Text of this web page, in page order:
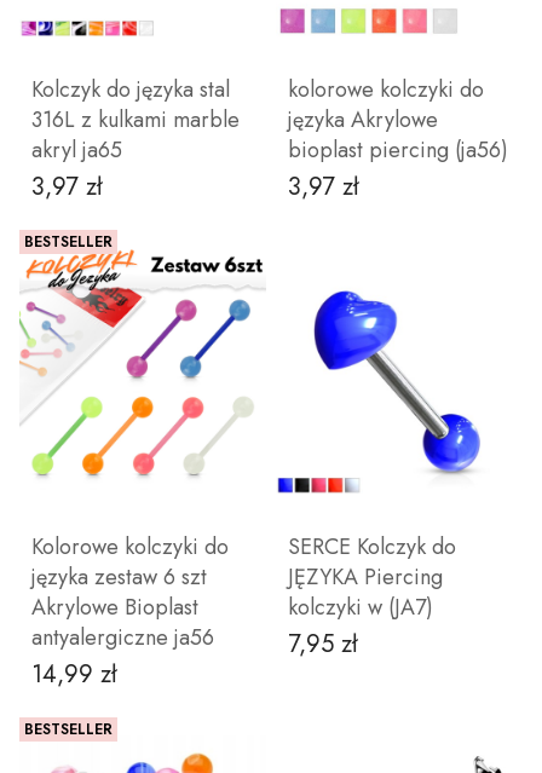
Kolczyk do języka stal
316L z kulkami marble
akryl ja65
Cena
3,97 zł
ZOBACZ PRODUKT
kolorowe kolczyki do
języka Akrylowe
bioplast piercing (ja56)
Cena
3,97 zł
ZOBACZ PRODUKT
BESTSELLER
Kolorowe kolczyki do
języka zestaw 6 szt
Akrylowe Bioplast
antyalergiczne ja56
Cena
14,99 zł
SERCE Kolczyk do
JĘZYKA Piercing
kolczyki w (JA7)
Cena
7,95 zł
BESTSELLER